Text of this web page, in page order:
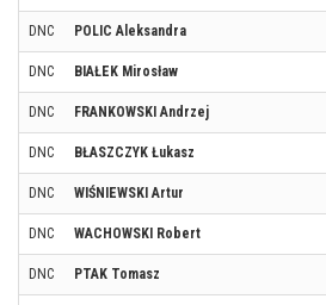
DNC POLIC Aleksandra
DNC BIAŁEK Mirosław
DNC FRANKOWSKI Andrzej
DNC BŁASZCZYK Łukasz
DNC WIŚNIEWSKI Artur
DNC WACHOWSKI Robert
DNC PTAK Tomasz